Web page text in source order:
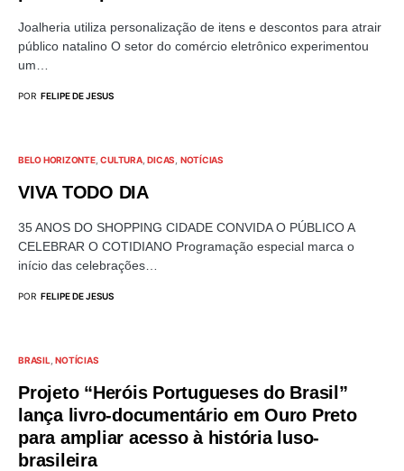
Joalheria utiliza personalização de itens e descontos para atrair
público natalino O setor do comércio eletrônico experimentou
um…
POR FELIPE DE JESUS
BELO HORIZONTE CULTURA DICAS NOTÍCIAS
VIVA TODO DIA
35 ANOS DO SHOPPING CIDADE CONVIDA O PÚBLICO A
CELEBRAR O COTIDIANO Programação especial marca o
início das celebrações…
POR FELIPE DE JESUS
BRASIL NOTÍCIAS
Projeto “Heróis Portugueses do Brasil”
lança livro-documentário em Ouro Preto
para ampliar acesso à história luso-
brasileira